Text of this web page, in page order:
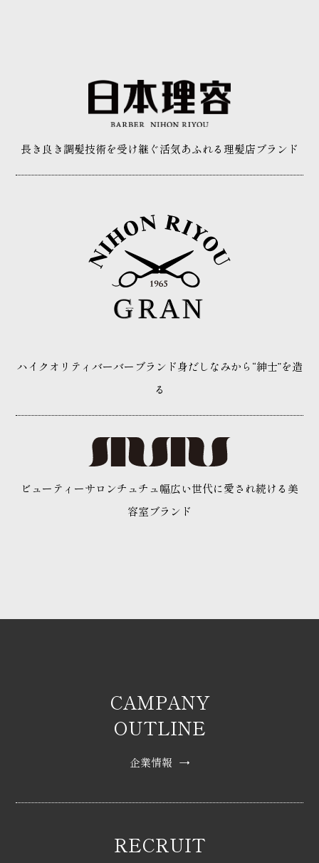
長き良き調髪技術を受け継ぐ活気あふれる理髪店ブランド
ハイクオリティバーバーブランド身だしなみから“紳士”を造
る
ビューティーサロンチュチュ幅広い世代に愛され続ける 美
容室ブランド
CAMPANY
OUTLINE
企業情報 →
RECRUIT